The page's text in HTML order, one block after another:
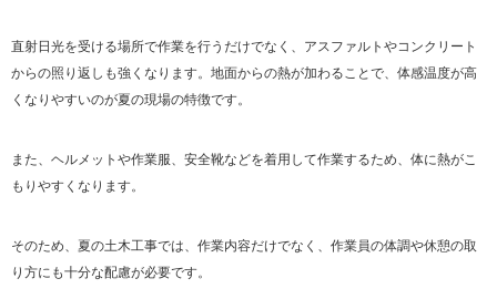
直射日光を受ける場所で作業を行うだけでなく、アスファルトやコンクリート
からの照り返しも強くなります。地面からの熱が加わることで、体感温度が高
くなりやすいのが夏の現場の特徴です。
また、ヘルメットや作業服、安全靴などを着用して作業するため、体に熱がこ
もりやすくなります。
そのため、夏の土木工事では、作業内容だけでなく、作業員の体調や休憩の取
り方にも十分な配慮が必要です。